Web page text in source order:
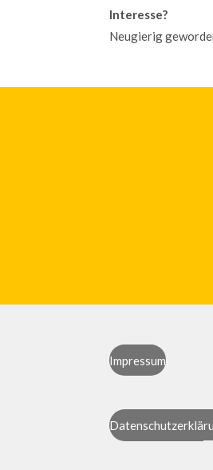
Interesse?
Neugierig
Impressum